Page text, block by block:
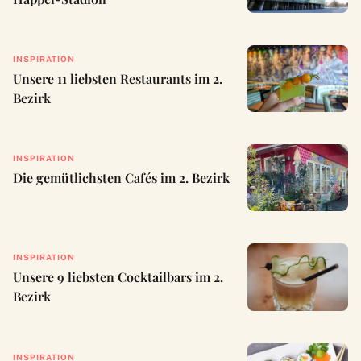
INSPIRATION
Unsere 11 liebsten Restaurants im 2.
Bezirk
INSPIRATION
Die gemütlichsten Cafés im 2. Bezirk
INSPIRATION
Unsere 9 liebsten Cocktailbars im 2.
Bezirk
INSPIRATION